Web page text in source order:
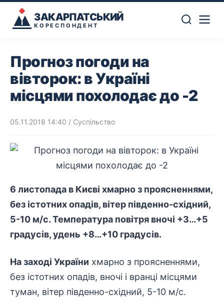
ЗАКАРПАТСЬКИЙ
КОРЕСПОНДЕНТ
Прогноз погоди на
вівторок: в Україні
місцями похолодає до -2
05.11.2018 14:40 / Суспільство
6 листопада в Києві хмарно з проясненнями,
без істотних опадів, вітер південно-східний,
5-10 м/с. Температура повітря вночі +3…+5
градусів, удень +8…+10 градусів.
На заході України хмарно з проясненнями,
без істотних опадів, вночі і вранці місцями
туман, вітер південно-східний, 5-10 м/с.